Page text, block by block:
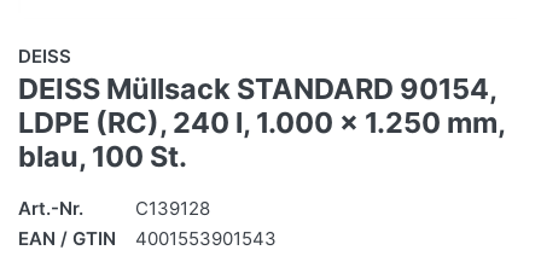
DEISS
DEISS Müllsack STANDARD 90154,
LDPE (RC), 240 l, 1.000 x 1.250 mm,
blau, 100 St.
Art.-Nr.
C139128
EAN / GTIN
4001553901543